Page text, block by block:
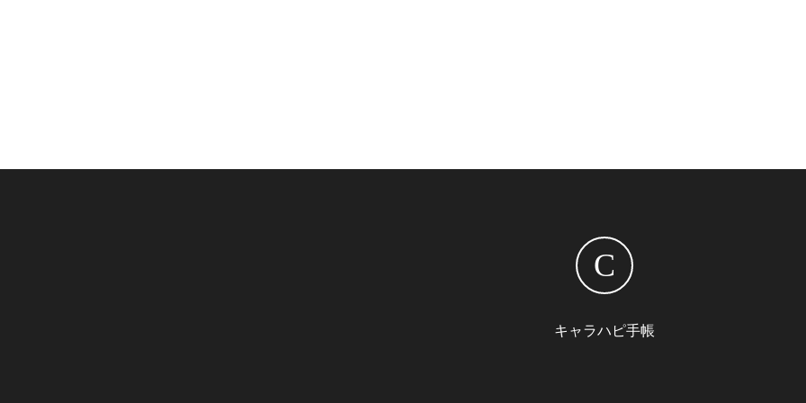
C
キャラハピ手帳